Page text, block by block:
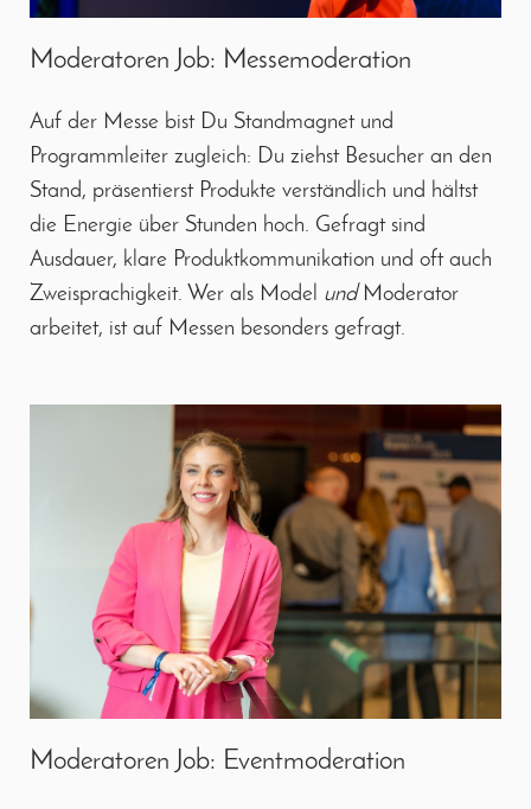
Moderatoren Job: Messemoderation
Auf der Messe bist Du Standmagnet und
Programmleiter zugleich: Du ziehst Besucher an den
Stand, präsentierst Produkte verständlich und hältst
die Energie über Stunden hoch. Gefragt sind
Ausdauer, klare Produktkommunikation und oft auch
Zweisprachigkeit. Wer als Model undModerator
arbeitet, ist auf Messen besonders gefragt.
Moderatoren Job: Eventmoderation